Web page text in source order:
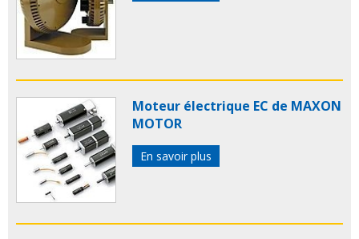
Moteur électrique EC de MAXON
MOTOR
En savoir plus